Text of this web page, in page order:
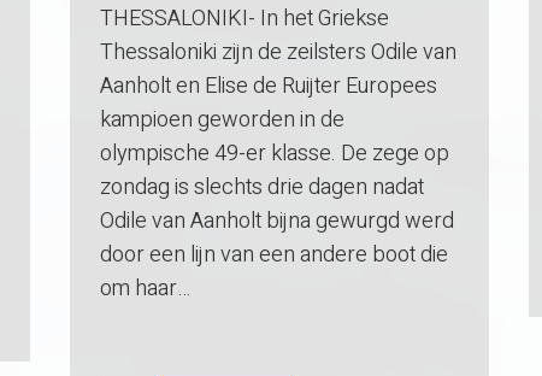
THESSALONIKI- In het Griekse
Thessaloniki zijn de zeilsters Odile van
Aanholt en Elise de Ruijter Europees
kampioen geworden in de
olympische 49-er klasse. De zege op
zondag is slechts drie dagen nadat
Odile van Aanholt bijna gewurgd werd
door een lijn van een andere boot die
om haar…